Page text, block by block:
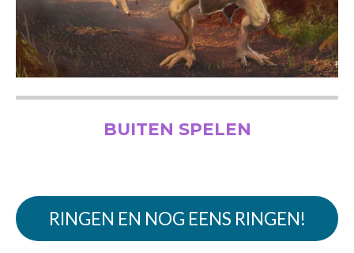
BUITEN SPELEN
RINGEN EN NOG EENS RINGEN!